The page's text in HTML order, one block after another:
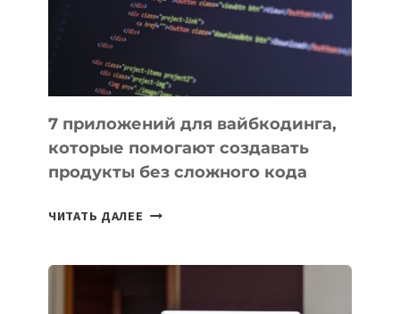
РАБОТЫ
7 приложений для вайбкодинга,
которые помогают создавать
продукты без сложного кода
ЧИТАТЬ ДАЛЕЕ